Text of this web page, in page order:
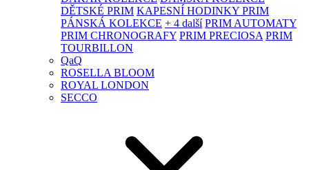
DĚTSKÉ PRIM KAPESNÍ HODINKY PRIM
PÁNSKÁ KOLEKCE + 4 další PRIM AUTOMATY
PRIM CHRONOGRAFY PRIM PRECIOSA PRIM
TOURBILLON
QaQ
ROSELLA BLOOM
ROYAL LONDON
SECCO